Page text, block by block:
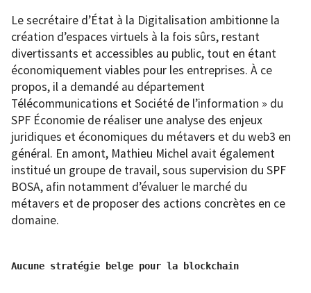
Le secrétaire d’État à la Digitalisation ambitionne la
création d’espaces virtuels à la fois sûrs, restant
divertissants et accessibles au public, tout en étant
économiquement viables pour les entreprises. À ce
propos, il a demandé au département
Télécommunications et Société de l’information » du
SPF Économie de réaliser une analyse des enjeux
juridiques et économiques du métavers et du web3 en
général. En amont, Mathieu Michel avait également
institué un groupe de travail, sous supervision du SPF
BOSA, afin notamment d’évaluer le marché du
métavers et de proposer des actions concrètes en ce
domaine.
Aucune stratégie belge pour la blockchain